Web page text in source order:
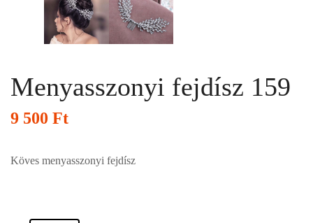
Menyasszonyi fejdísz 159
9 500 Ft
Köves menyasszonyi fejdísz